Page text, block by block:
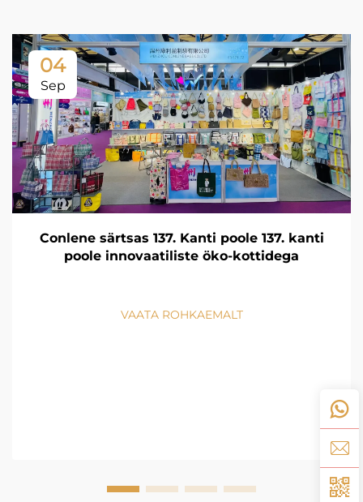
04
Sep
Conlene särtsas 137. Kanti poole 137. kanti
poole innovaatiliste öko-kottidega
VAATA ROHKAEMALT